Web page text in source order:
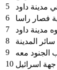
5
6
7
8
9
الجنود معه
10